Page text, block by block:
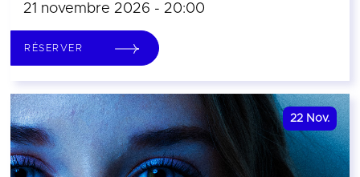
21 novembre 2026 - 20:00
RÉSERVER
22 Nov.